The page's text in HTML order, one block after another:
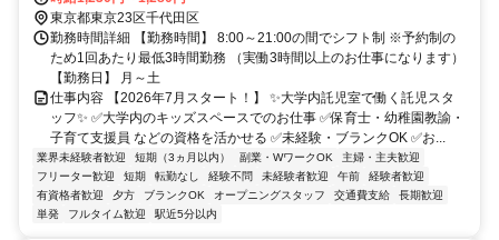
東京都東京23区千代田区
勤務時間詳細 【勤務時間】 8:00～21:00の間でシフト制 ※予約制の
ため1回あたり最低3時間勤務 （実働3時間以上のお仕事になります）
【勤務日】 月～土
仕事内容 【2026年7月スタート！】 ✨大学内託児室で働く託児スタ
ッフ✨ ✅大学内のキッズスペースでのお仕事 ✅保育士・幼稚園教諭・
子育て支援員 などの資格を活かせる ✅未経験・ブランクOK ✅お...
業界未経験者歓迎 短期（3ヵ月以内） 副業・WワークOK
主婦・主夫歓迎
フリーター歓迎
短期 転勤なし 経験不問 未経験者歓迎 午前
経験者歓迎
有資格者歓迎
夕方 ブランクOK オープニングスタッフ 交通費支給
長期歓迎
単発
フルタイム歓迎 駅近5分以内